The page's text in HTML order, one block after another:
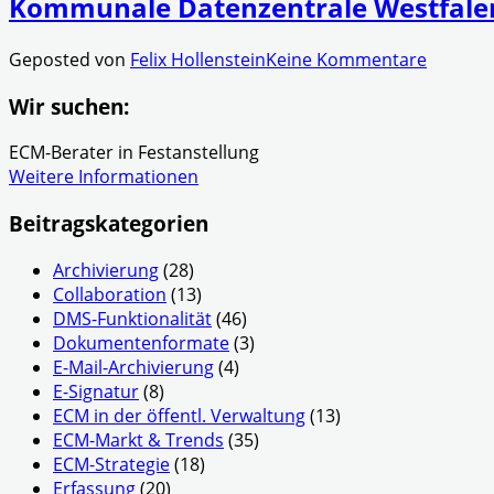
Geposted von Felix HollensteinKeine Kommentare
Wir suchen:
ECM-Berater in Festanstellung
Weitere Informationen
Beitragskategorien
Archivierung(28)
Collaboration (13)
DMS-Funktionalität(46)
Dokumentenformate(3)
E-Mail-Archivierung(4)
E-Signatur(8)
ECM in der öffentl. Verwaltung(13)
ECM-Markt & Trends (35)
ECM-Strategie(18)
Erfassung(20)